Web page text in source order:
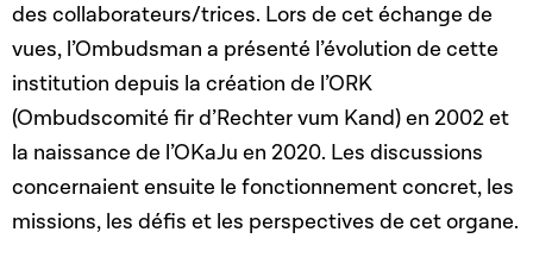
des collaborateurs/trices. Lors de cet échange de
vues, l’Ombudsman a présenté l’évolution de cette
institution depuis la création de l’ORK
(Ombudscomité fir d’Rechter vum Kand) en 2002 et
la naissance de l’OKaJu en 2020. Les discussions
concernaient ensuite le fonctionnement concret, les
missions, les défis et les perspectives de cet organe.